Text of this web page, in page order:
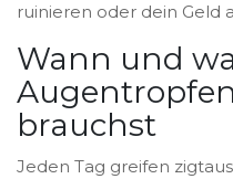
ruinieren oder dein Geld
Wann und
brauchst
Jeden Tag greifen